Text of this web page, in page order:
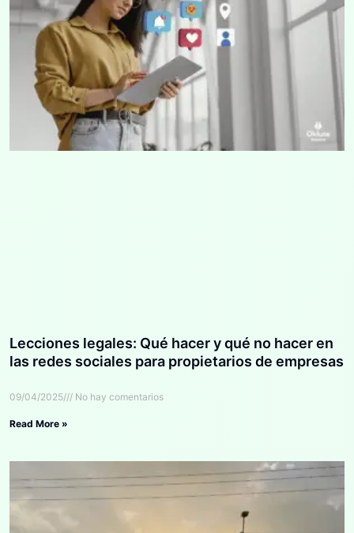
Lecciones legales: Qué hacer y qué no hacer en
las redes sociales para propietarios de empresas
09/04/2025 No hay comentarios
Read More »